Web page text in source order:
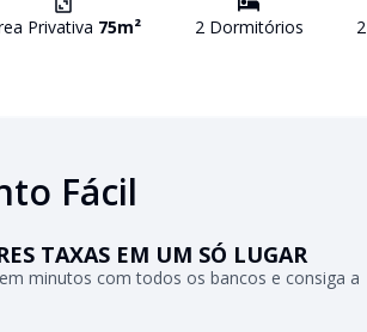
Privativa 75m² 2Dormitórios 2
Fácil
TAXAS EM UM SÓ LUGAR
minutos com todos os bancos e consiga a